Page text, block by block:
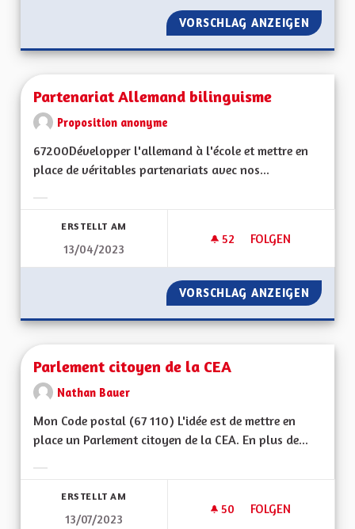
VORSCHLAG ANZEIGEN
Partenariat Allemand bilinguisme
Proposition anonyme
67200Développer l'allemand à l'école et mettre en
place de véritables partenariats avec nos...
ERSTELLT AM
13/04/2023
52 52 FOLLOWER
FOLGEN
PARTENARIAT
VORSCHLAG ANZEIGEN
Parlement citoyen de la CEA
Nathan Bauer
Mon Code postal (67 110) L'idée est de mettre en
place un Parlement citoyen de la CEA. En plus de...
ERSTELLT AM
13/07/2023
50 50 FOLLOWER
FOLGEN
PARLEMENT